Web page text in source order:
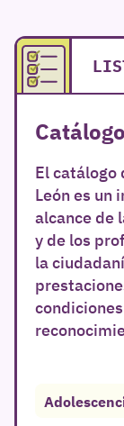
El catálogo
León es un
alcance de
y de los
la